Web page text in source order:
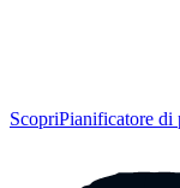
ScopriPianificatore di